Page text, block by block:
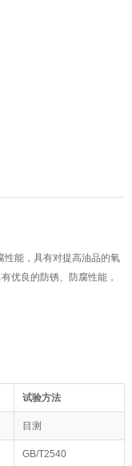
性能，具有对提高油品的氧
优良的防锈、防腐性能，
试验方法
目测
GB/T2540